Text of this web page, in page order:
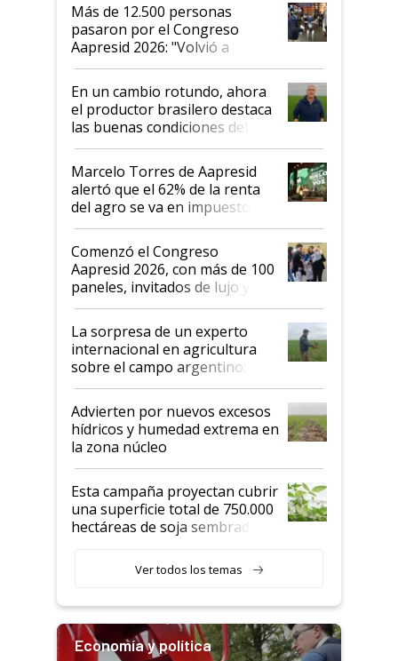
Más de 12.500 personas
pasaron por el Congreso
Aapresid 2026: "Volvió a
demostrar que hablar del
suelo es hablar de todo el
sistema productivo"
En un cambio rotundo, ahora
el productor brasilero destaca
las buenas condiciones del
agro argentino para invertir:
"Los veo más motivados"
Marcelo Torres de Aapresid
alertó que el 62% de la renta
del agro se va en impuestos:
"No es bueno que en
Argentina se sigan discutiendo
las mismas cosas de hace 50
años"
Comenzó el Congreso
Aapresid 2026, con más de 100
paneles, invitados de lujo y
todas las tendencias
La sorpresa de un experto
internacional en agricultura
sobre el campo argentino:
"Estoy muy impresionado"
Advierten por nuevos excesos
hídricos y humedad extrema en
la zona núcleo
Esta campaña proyectan cubrir
una superficie total de 750.000
hectáreas de soja sembradas
variedades que marcan un
salto tecnológico en genética y
Ver todos los temas
Economía y política